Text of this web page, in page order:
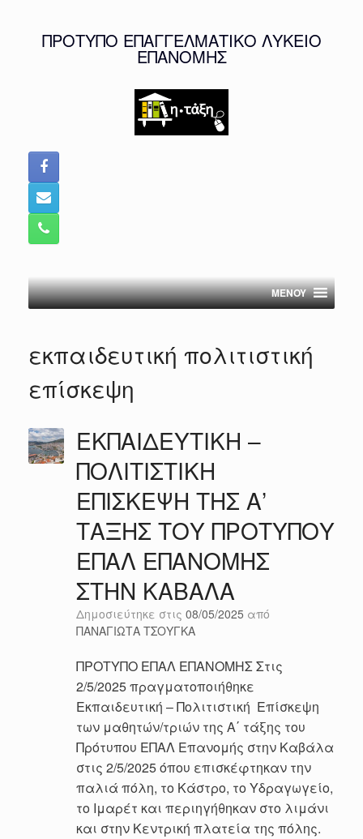
ΠΡΟΤΥΠΟ ΕΠΑΓΓΕΛΜΑΤΙΚΟ ΛΥΚΕΙΟ
ΕΠΑΝΟΜΗΣ
MENOY
εκπαιδευτική πολιτιστική
επίσκεψη
ΕΚΠΑΙΔΕΥΤΙΚΗ –
ΠΟΛΙΤΙΣΤΙΚΗ
ΕΠΙΣΚΕΨΗ ΤΗΣ Α’
ΤΑΞΗΣ ΤΟΥ ΠΡΟΤΥΠΟΥ
ΕΠΑΛ ΕΠΑΝΟΜΗΣ
ΣΤΗΝ ΚΑΒΑΛΑ
Δημοσιεύτηκε στις 08/05/2025 από
ΠΑΝΑΓΙΩΤΑ ΤΣΟΥΓΚΑ
ΠΡΟΤΥΠΟ ΕΠΑΛ ΕΠΑΝΟΜΗΣ Στις
2/5/2025 πραγματοποιήθηκε
Εκπαιδευτική – Πολιτιστική Επίσκεψη
των μαθητών/τριών της Α΄ τάξης του
Πρότυπου ΕΠΑΛ Επανομής στην Καβάλα
στις 2/5/2025 όπου επισκέφτηκαν την
παλιά πόλη, το Κάστρο, το Υδραγωγείο,
το Ιμαρέτ και περιηγήθηκαν στο λιμάνι
και στην Κεντρική πλατεία της πόλης.